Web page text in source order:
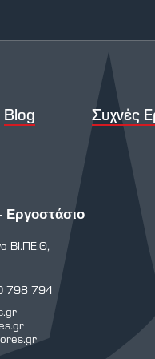
Blog Συχνές
Εργοστάσιο
ΒΙ.ΠΕ.Θ,
798 794